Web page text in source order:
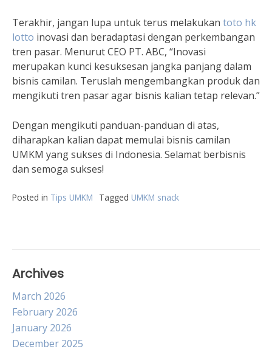
Terakhir, jangan lupa untuk terus melakukan toto hk
lotto inovasi dan beradaptasi dengan perkembangan
tren pasar. Menurut CEO PT. ABC, “Inovasi
merupakan kunci kesuksesan jangka panjang dalam
bisnis camilan. Teruslah mengembangkan produk dan
mengikuti tren pasar agar bisnis kalian tetap relevan.”
Dengan mengikuti panduan-panduan di atas,
diharapkan kalian dapat memulai bisnis camilan
UMKM yang sukses di Indonesia. Selamat berbisnis
dan semoga sukses!
Posted in Tips UMKM Tagged UMKM snack
Archives
March 2026
February 2026
January 2026
December 2025